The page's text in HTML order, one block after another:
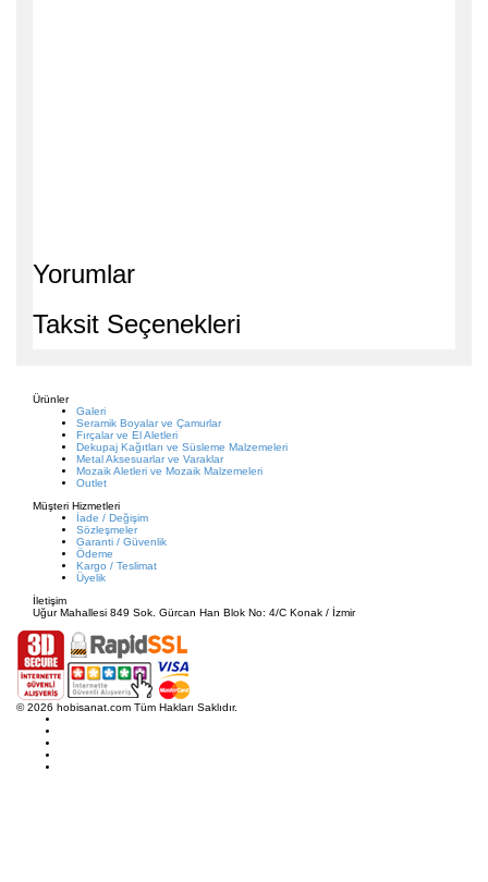
Yorumlar
Taksit Seçenekleri
Ürünler
Galeri
Seramik Boyalar ve Çamurlar
Fırçalar ve El Aletleri
Dekupaj Kağıtları ve Süsleme Malzemeleri
Metal Aksesuarlar ve Varaklar
Mozaik Aletleri ve Mozaik Malzemeleri
Outlet
Müşteri Hizmetleri
İade / Değişim
Sözleşmeler
Garanti / Güvenlik
Ödeme
Kargo / Teslimat
Üyelik
İletişim
Uğur Mahallesi 849 Sok. Gürcan Han Blok No: 4/C Konak / İzmir
© 2026 hobisanat.com Tüm Hakları Saklıdır.